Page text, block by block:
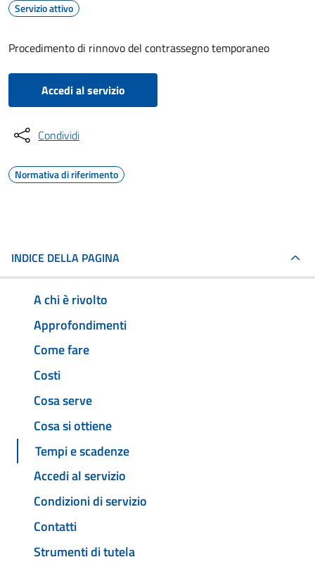
Servizio attivo
Procedimento di rinnovo del contrassegno temporaneo
Accedi al servizio
Condividi
Normativa di riferimento
INDICE DELLA PAGINA
A chi è rivolto
Approfondimenti
Come fare
Costi
Cosa serve
Cosa si ottiene
Tempi e scadenze
Accedi al servizio
Condizioni di servizio
Contatti
Strumenti di tutela